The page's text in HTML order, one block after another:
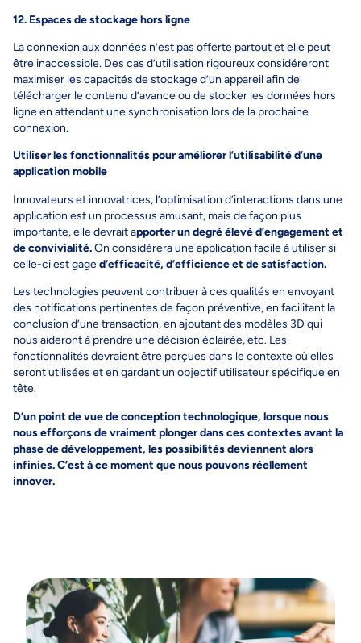
12. Espaces de stockage hors ligne
La connexion aux données n’est pas offerte partout et elle peut
être inaccessible. Des cas d’utilisation rigoureux considéreront
maximiser les capacités de stockage d’un appareil afin de
télécharger le contenu d’avance ou de stocker les données hors
ligne en attendant une synchronisation lors de la prochaine
connexion.
Utiliser les fonctionnalités pour améliorer l’utilisabilité d’une
application mobile
Innovateurs et innovatrices, l’optimisation d’interactions dans une
application est un processus amusant, mais de façon plus
importante, elle devrait apporter un degré élevé d’engagement et
de convivialité.On considérera une application facile à utiliser si
celle-ci est gaged’efficacité, d’efficience et de satisfaction.
Les technologies peuvent contribuer à ces qualités en envoyant
des notifications pertinentes de façon préventive, en facilitant la
conclusion d’une transaction, en ajoutant des modèles 3D qui
nous aideront à prendre une décision éclairée, etc. Les
fonctionnalités devraient être perçues dans le contexte où elles
seront utilisées et en gardant un objectif utilisateur spécifique en
tête.
D’un point de vue de conception technologique, lorsque nous
nous efforçons de vraiment plonger dans ces contextes avant la
phase de développement, les possibilités deviennent alors
infinies. C’est à ce moment que nous pouvons réellement
innover.